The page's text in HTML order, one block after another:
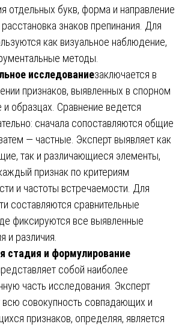
отдельных букв, форма и направление
знаков препинания. Для
как визуальное наблюдение,
методы.
исследованиезаключается в
признаков, выявленных в спорном
и образцах. Сравнение ведется
сначала сопоставляются общие
— частные. Эксперт выявляет как
так и различающиеся элементы,
признак по критериям
и частоты встречаемости. Для
составляются сравнительные
фиксируются все выявленные
и различия.
стадия и формулирование
собой наиболее
часть исследования. Эксперт
всю совокупность совпадающих и
признаков, определяя, является